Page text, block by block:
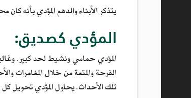
يتذكر الأبناء والدهم المؤدي بأنه
المؤدي كصديق:
المؤدي حماسي ونشيط لحد كبير.
الفرحة والمتعة من خلال المغامرات
تلك الأحداث. يحاول المؤدي تحويل